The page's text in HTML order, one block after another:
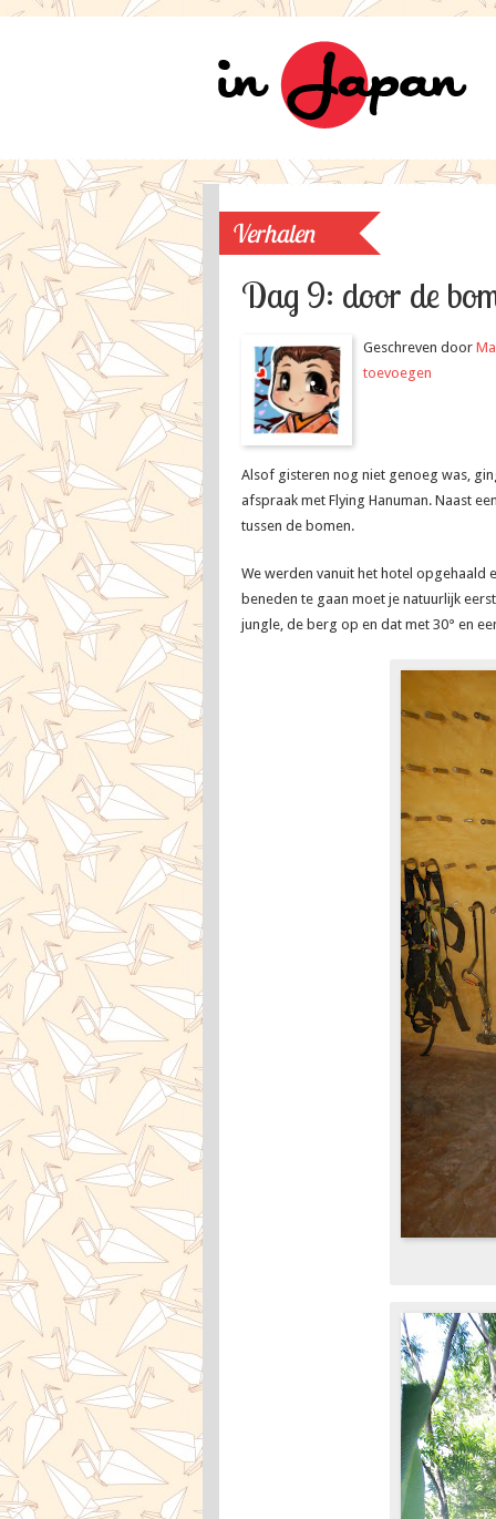
Verhalen
Dag 9: door de
Geschreven door
toevoegen
Alsof gisteren nog niet genoeg was,
afspraak met Flying Hanuman. Naast
tussen de bomen.
We werden vanuit het hotel opgehaald
beneden te gaan moet je natuurlijk
jungle, de berg op en dat met 30° en